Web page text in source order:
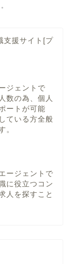
支援サイト[プ
ジェントで
数の為、個人
ートが可能
ている方全般
。
ージェントで
に役立つコン
人を探すこと